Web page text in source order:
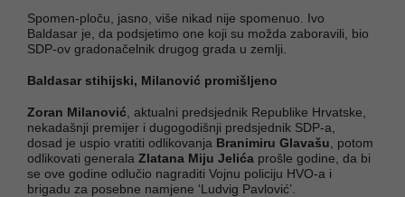
Spomen-ploču, jasno, više nikad nije spomenuo. Ivo
Baldasar je, da podsjetimo one koji su možda zaboravili, bio
SDP-ov gradonačelnik drugog grada u zemlji.
Baldasar stihijski, Milanović promišljeno
Zoran Milanović , aktualni predsjednik Republike Hrvatske,
nekadašnji premijer i dugogodišnji predsjednik SDP-a,
dosad je uspio vratiti odlikovanja Branimiru Glavašu , potom
odlikovati generala Zlatana Miju Jelića prošle godine, da bi
se ove godine odlučio nagraditi Vojnu policiju HVO-a i
brigadu za posebne namjene ‘Ludvig Pavlović’.